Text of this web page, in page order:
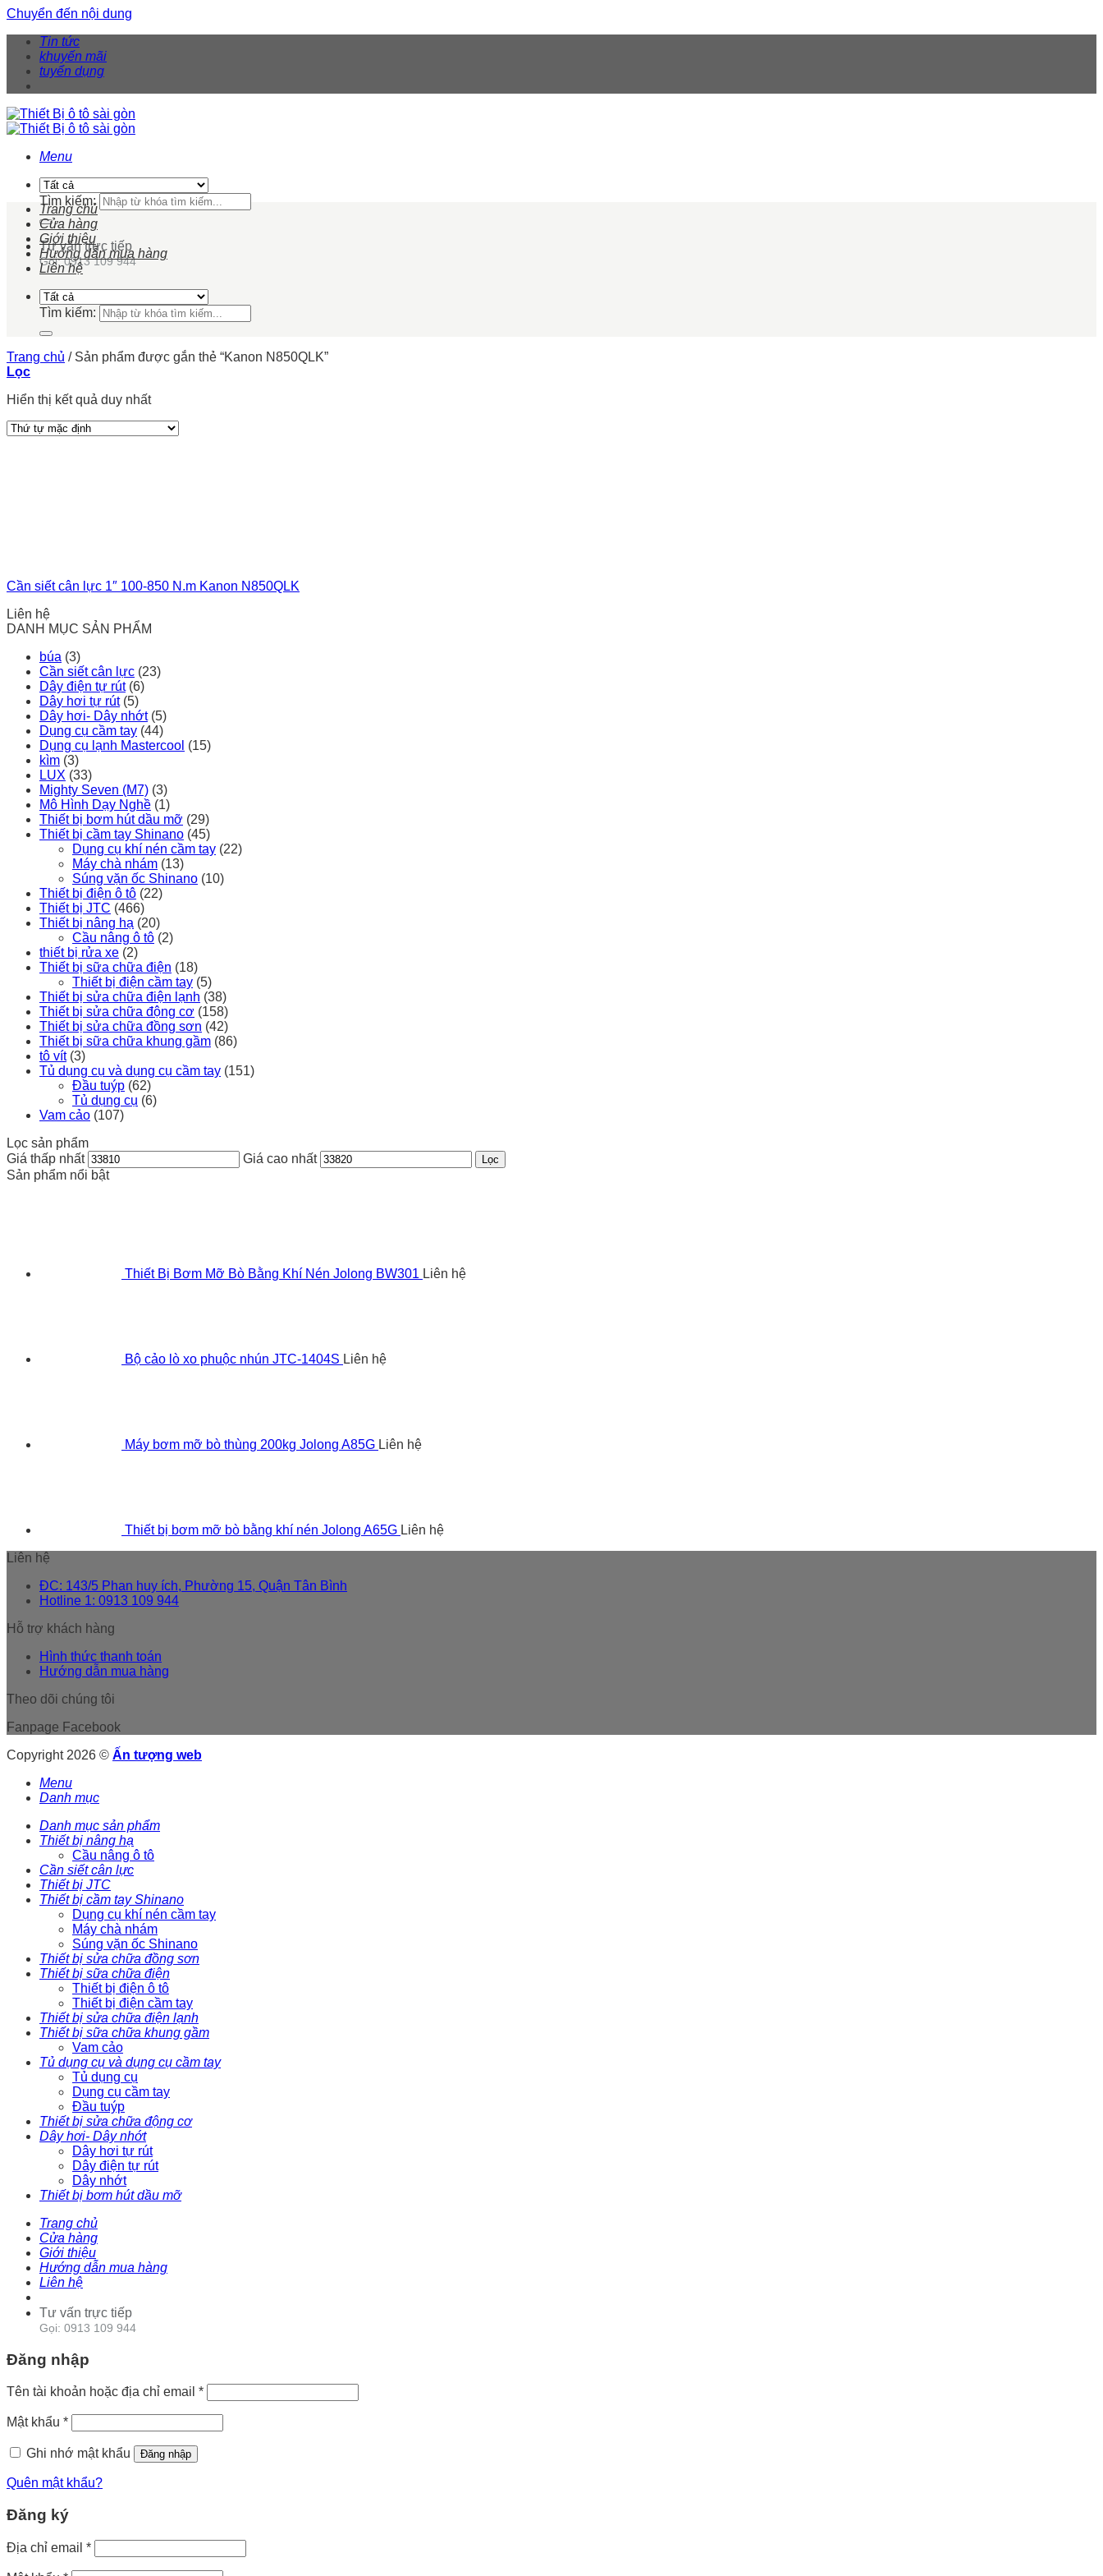
Chuyển đến nội dung
Tin tức
khuyến mãi
tuyển dụng
Menu
Tìm kiếm:
Tư vấn trực tiếp
Gọi: 0913 109 944
Trang chủ
Cửa hàng
Giới thiệu
Hướng dẫn mua hàng
Liên hệ
Tìm kiếm:
Trang chủ /Sản phẩm được gắn thẻ “Kanon N850QLK”
Lọc
Hiển thị kết quả duy nhất
Cần siết cân lực 1″ 100-850 N.m Kanon N850QLK
Liên hệ
DANH MỤC SẢN PHẨM
búa (3)
Cần siết cân lực (23)
Dây điện tự rút (6)
Dây hơi tự rút (5)
Dây hơi- Dây nhớt (5)
Dụng cụ cầm tay (44)
Dụng cụ lạnh Mastercool (15)
kìm (3)
LUX (33)
Mighty Seven (M7) (3)
Mô Hình Dạy Nghề (1)
Thiết bị bơm hút dầu mỡ (29)
Thiết bị cầm tay Shinano (45)
Dụng cụ khí nén cầm tay (22)
Máy chà nhám (13)
Súng vặn ốc Shinano (10)
Thiết bị điện ô tô (22)
Thiết bị JTC (466)
Thiết bị nâng hạ (20)
Cầu nâng ô tô (2)
thiết bị rửa xe (2)
Thiết bị sữa chữa điện (18)
Thiết bị điện cầm tay (5)
Thiết bị sửa chữa điện lạnh (38)
Thiết bị sửa chữa động cơ (158)
Thiết bị sửa chữa đồng sơn (42)
Thiết bị sữa chữa khung gầm (86)
tô vít (3)
Tủ dụng cụ và dụng cụ cầm tay (151)
Đầu tuýp (62)
Tủ dụng cụ (6)
Vam cảo (107)
Lọc sản phẩm
Giá thấp nhất
Giá cao nhất Lọc
Sản phẩm nổi bật
Thiết Bị Bơm Mỡ Bò Bằng Khí Nén Jolong BW301 Liên hệ
Bộ cảo lò xo phuộc nhún JTC-1404S Liên hệ
Máy bơm mỡ bò thùng 200kg Jolong A85G Liên hệ
Thiết bị bơm mỡ bò bằng khí nén Jolong A65G Liên hệ
Liên hệ
ĐC: 143/5 Phan huy ích, Phường 15, Quận Tân Bình
Hotline 1: 0913 109 944
Hỗ trợ khách hàng
Hình thức thanh toán
Hướng dẫn mua hàng
Theo dõi chúng tôi
Fanpage Facebook
Copyright 2026 © Ấn tượng web
Menu
Danh mục
Danh mục sản phẩm
Thiết bị nâng hạ
Cầu nâng ô tô
Cần siết cân lực
Thiết bị JTC
Thiết bị cầm tay Shinano
Dụng cụ khí nén cầm tay
Máy chà nhám
Súng vặn ốc Shinano
Thiết bị sửa chữa đồng sơn
Thiết bị sữa chữa điện
Thiết bị điện ô tô
Thiết bị điện cầm tay
Thiết bị sửa chữa điện lạnh
Thiết bị sữa chữa khung gầm
Vam cảo
Tủ dụng cụ và dụng cụ cầm tay
Tủ dụng cụ
Dụng cụ cầm tay
Đầu tuýp
Thiết bị sửa chữa động cơ
Dây hơi- Dây nhớt
Dây hơi tự rút
Dây điện tự rút
Dây nhớt
Thiết bị bơm hút dầu mỡ
Trang chủ
Cửa hàng
Giới thiệu
Hướng dẫn mua hàng
Liên hệ
Tư vấn trực tiếp
Gọi: 0913 109 944
Đăng nhập
Tên tài khoản hoặc địa chỉ email *
Mật khẩu *
Ghi nhớ mật khẩu Đăng nhập
Quên mật khẩu?
Đăng ký
Địa chỉ email *